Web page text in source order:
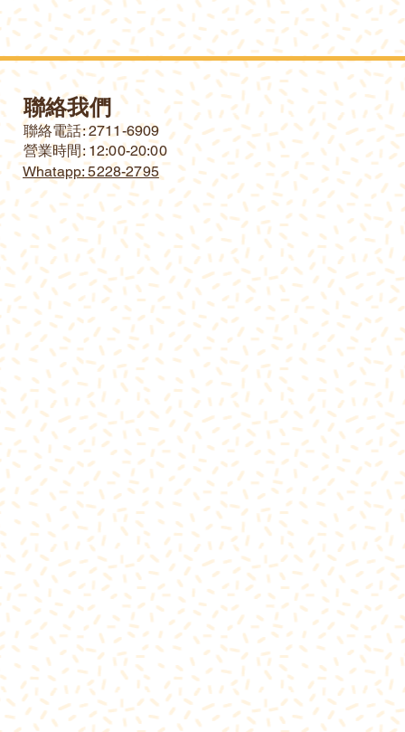
聯絡我們
​聯絡電話: 2711-6909
營業時間: 12:00-20:00
Whatapp: 5228-2795